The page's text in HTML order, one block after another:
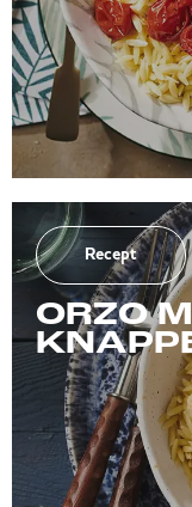
Recept
ORZO